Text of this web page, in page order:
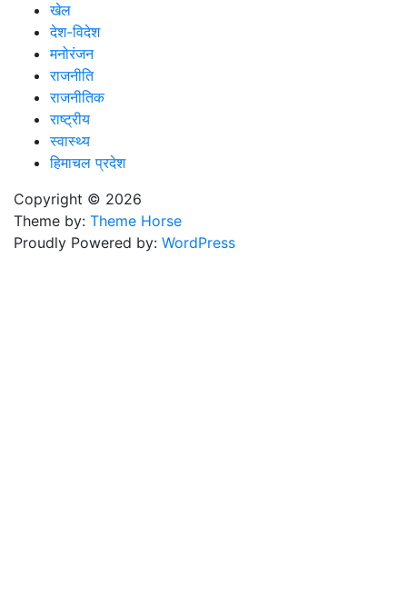
खेल
देश-विदेश
मनोरंजन
राजनीति
राजनीतिक
राष्ट्रीय
स्वास्थ्य
हिमाचल प्रदेश
Copyright © 2026
Theme by: Theme Horse
Proudly Powered by: WordPress